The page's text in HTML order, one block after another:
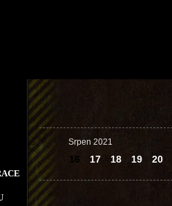
Srpen 2021
16 17 18 19 20